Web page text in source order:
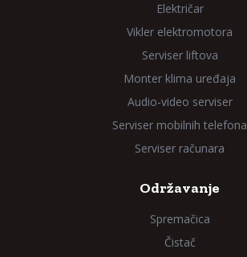
Električar
Vikler elektromotora
Serviser liftova
Monter klima uređaja
Audio-video serviser
Serviser mobilnih telefona
Serviser računara
Održavanje
Spremačica
Čistač